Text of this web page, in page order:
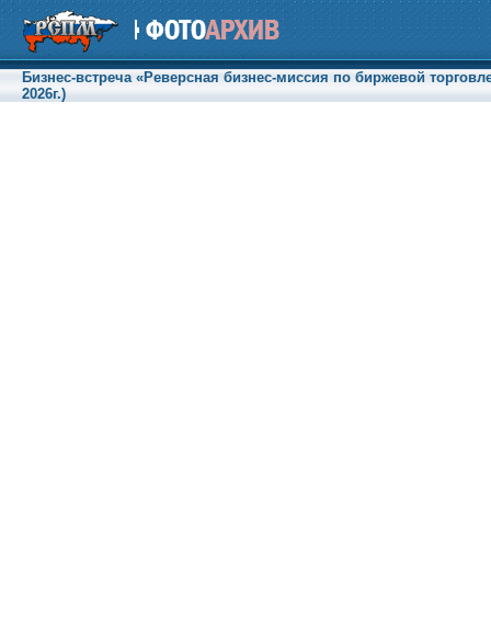
Бизнес-встреча «Реверсная бизнес-миссия по биржевой
2026г.)